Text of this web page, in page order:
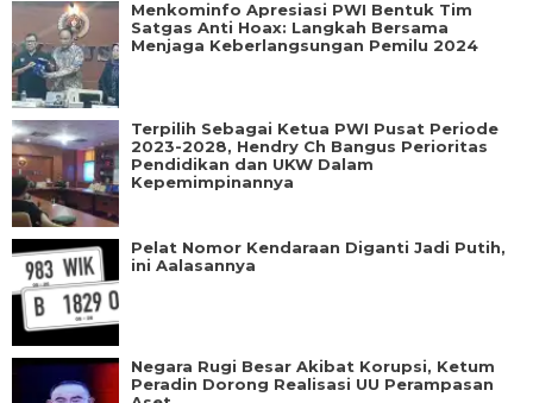
Menkominfo Apresiasi PWI Bentuk Tim
Satgas Anti Hoax: Langkah Bersama
Menjaga Keberlangsungan Pemilu 2024
Terpilih Sebagai Ketua PWI Pusat Periode
2023-2028, Hendry Ch Bangus Perioritas
Pendidikan dan UKW Dalam
Kepemimpinannya
Pelat Nomor Kendaraan Diganti Jadi Putih,
ini Aalasannya
Negara Rugi Besar Akibat Korupsi, Ketum
Peradin Dorong Realisasi UU Perampasan